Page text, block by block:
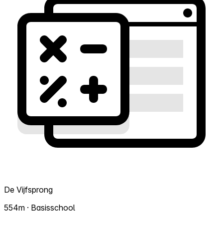
De Vijfsprong
554m · Basisschool